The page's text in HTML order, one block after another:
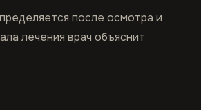
после осмотра и
лечения врач объяснит